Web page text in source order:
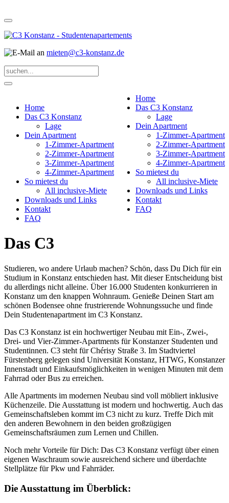
mieten@c3-konstanz.de
Home
Das C3 Konstanz
Lage
Dein Apartment
1-Zimmer-Apartment
2-Zimmer-Apartment
3-Zimmer-Apartment
4-Zimmer-Apartment
So mietest du
All inclusive-Miete
Downloads und Links
Kontakt
FAQ
Home
Das C3 Konstanz
Lage
Dein Apartment
1-Zimmer-Apartment
2-Zimmer-Apartment
3-Zimmer-Apartment
4-Zimmer-Apartment
So mietest du
All inclusive-Miete
Downloads und Links
Kontakt
FAQ
Das C3
Studieren, wo andere Urlaub machen? Schön, dass Du Dich für ein
Studium in Konstanz entschieden hast. Mit dieser Entscheidung bist
du allerdings nicht alleine. Über 16.000 Studenten konkurrieren in
Konstanz um den knappen Wohnraum. Genieße Deinen Start am
schönen Bodensee ohne frustrierende Wohnungssuche und finde
Dein Studentenapartment im C3 Konstanz.
Das C3 Konstanz ist ein hochwertiger Neubau mit Ein-, Zwei-,
Drei- und Vier-Zimmer-Apartments für Konstanzer Studenten und
Studentinnen. C3 steht für Chérisy Straße 3. Im Stadtviertel
Fürstenberg gelegen sind Universität Konstanz, HTWG, Konstanzer
Innenstadt und Einkaufsmöglichkeiten in wenigen Minuten mit dem
Fahrrad oder Bus zu erreichen.
Alle Apartments im modernen Neubau sind voll möbliert inklusive
Küchenzeile. Die Ausstattung ist modern und hochwertig. Auch das
Gemeinschaftsleben kommt im C3 nicht zu kurz. Treffe Dich mit
den anderen Bewohnern in den beiden großzügigen
Gemeinschaftsräumen zum Lernen und Chillen.
Noch mehr Vorteile für Dich: Das C3 Konstanz verfügt über einen
eigenen Waschraum sowie ausreichend sichere und überdachte
Stellplätze für Pkw und Fahrräder.
Die Ausstattung im Überblick: